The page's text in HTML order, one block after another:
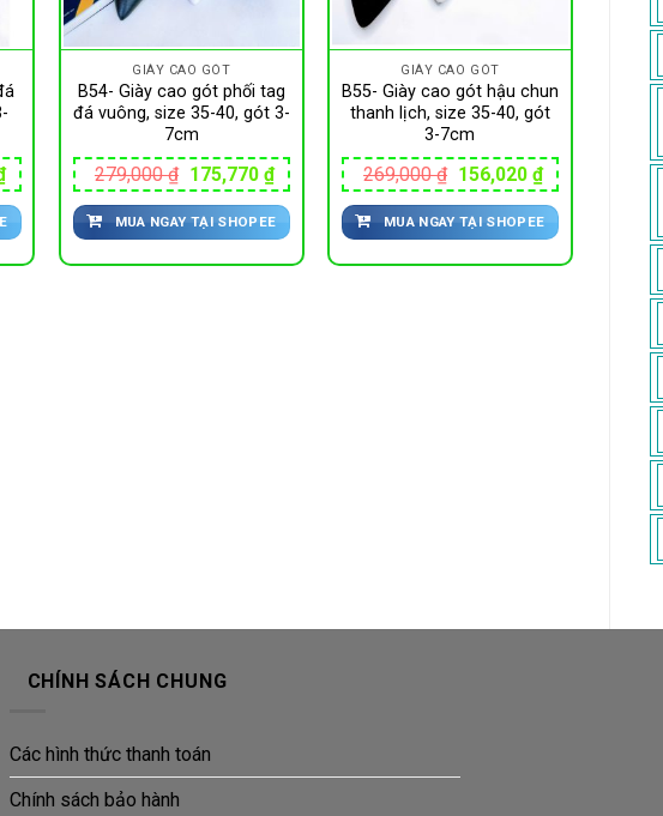
Giá
hiện
tại
là:
167,400 ₫.
GIÀY CAO GÓT
B54- Giày cao gót phối tag
đá vuông, size 35-40, gót 3-
7cm
279,000₫ Giá
gốc
là:
279,000 ₫.
175,770 ₫Giá
hiện
tại
là:
175,770 ₫.
MUA NGAY TẠI SHOPEE
GIÀY CAO GÓT
B55- Giày cao gót hậu chun
thanh lịch, size 35-40, gót
3-7cm
269,000₫ Giá
gốc
là:
269,000 ₫.
156,020 ₫Giá
hiện
tại
là:
156,020 ₫.
MUA NGAY TẠI SHOPEE
CHÍNH SÁCH CHUNG
Các hình thức thanh toán
Chính sách bảo hành